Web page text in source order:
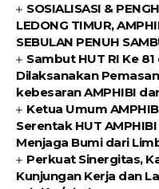
SOSIALISASI &
LEDONG TIMUR,
SEBULAN PENUH
Sambut HUT RI Ke 81
Dilaksanakan
kebesaran AMPHIBI
Ketua Umum
Serentak HUT
Menjaga Bumi dari
Perkuat Sinergitas,
Kunjungan Kerja dan